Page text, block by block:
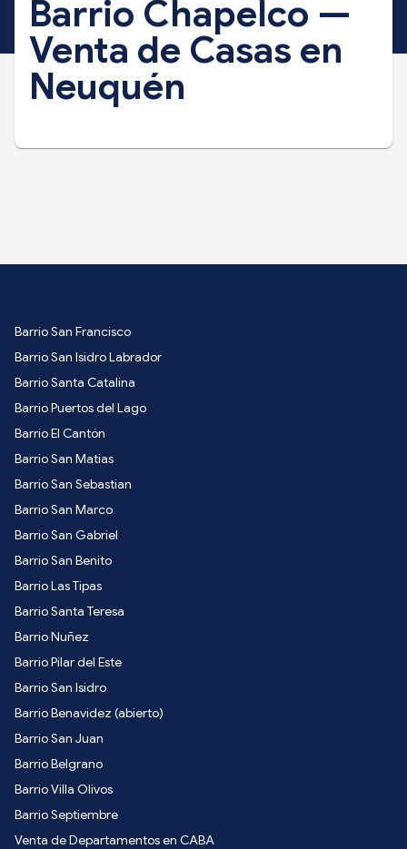
Barrio Chapelco —
Venta de Casas en
Neuquén
Barrio San Francisco
Barrio San Isidro Labrador
Barrio Santa Catalina
Barrio Puertos del Lago
Barrio El Cantón
Barrio San Matias
Barrio San Sebastian
Barrio San Marco
Barrio San Gabriel
Barrio San Benito
Barrio Las Tipas
Barrio Santa Teresa
Barrio Nuñez
Barrio Pilar del Este
Barrio San Isidro
Barrio Benavidez (abierto)
Barrio San Juan
Barrio Belgrano
Barrio Villa Olivos
Barrio Septiembre
Venta de Departamentos en CABA